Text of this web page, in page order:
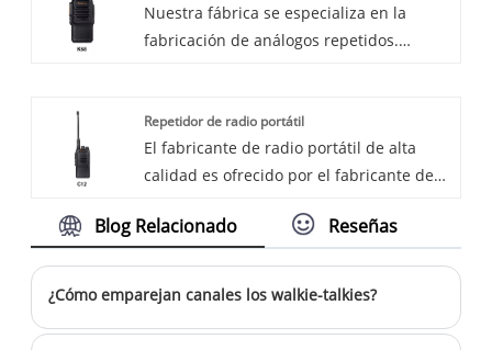
radio ofrece un rendimiento y una
versatilidad incomparables.
tecnología de comunicaciones: la radio
analógica de bolsillo. Este dispositivo
instantánea en cualquier entorno, lo que
lo convierte en una herramienta esencial
para los entusiastas de las actividades al
persona que necesite una comunicación
confiable mientras viaja.
Nuestra fábrica se especializa en la
fabricación de análogos repetidos.
los clientes se responde dentro de las 24
horas.
Repetidor de radio portátil
El fabricante de radio portátil de alta
calidad es ofrecido por el fabricante de
Blog Relacionado Reseñas
¿Cómo emparejan canales los walkie-talkies?